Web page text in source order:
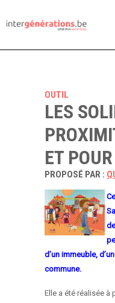
OUTIL
LES
ET
PROPOSÉ PAR :
d’un immeuble,
commune.
Elle a été réalisée à